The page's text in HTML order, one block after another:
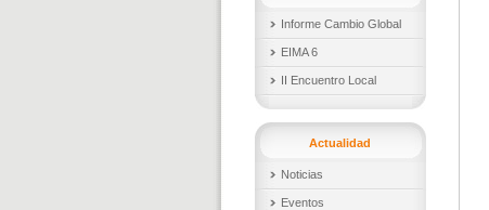
Informe Cambio Global
EIMA 6
II Encuentro Local
Actualidad
Noticias
Eventos